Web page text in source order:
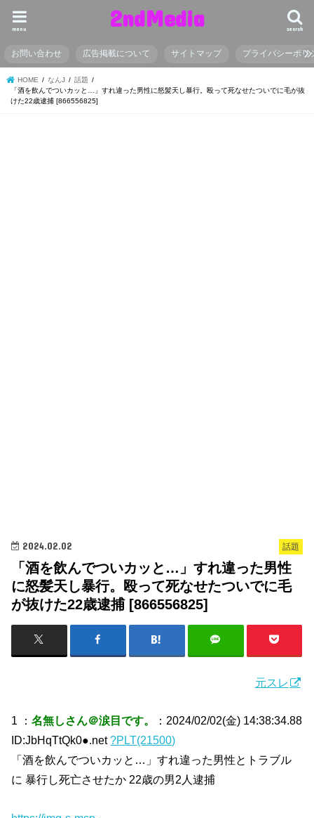
2ndMedia search
menu
お問い合わせ 広告掲載について サイトマップ プライバシーポリ
HOME なんJ
話題
「酒を飲んでついカッと…」すれ違った男性に怒髪天し暴行。殴って死なせたついでに毛が抜
けた22歳逮捕 [866556825]
話題
2024.02.02
「酒を飲んでついカッと…」すれ違った男性
に怒髪天し暴行。殴って死なせたついでに毛
が抜けた22歳逮捕 [866556825]
元スレ
1 ：名無しさん＠涙目です。
：2024/02/02(金) 14:38:34.88
ID:JbHqTtQk0●.net?PLT(21500)
「酒を飲んでついカッと…」すれ違った男性とトラブル
に 暴行し死亡させたか 22歳の男2人逮捕